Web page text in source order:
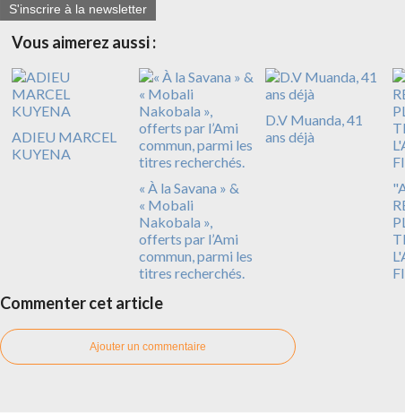
S'inscrire à la newsletter
Vous aimerez aussi :
ADIEU MARCEL
KUYENA
« À la Savana » &
« Mobali
Nakobala »,
offerts par l’Ami
commun, parmi les
titres recherchés.
D.V Muanda, 41
ans déjà
Commenter cet article
Ajouter un commentaire